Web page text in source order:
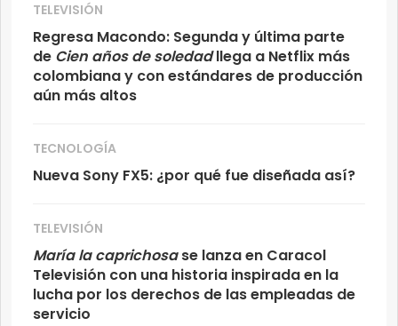
TELEVISIÓN
Regresa Macondo: Segunda y última parte
de Cien años de soledadllega a Netflix más
colombiana y con estándares de producción
aún más altos
TECNOLOGÍA
Nueva Sony FX5: ¿por qué fue diseñada así?
TELEVISIÓN
María la caprichosase lanza en Caracol
Televisión con una historia inspirada en la
lucha por los derechos de las empleadas de
servicio